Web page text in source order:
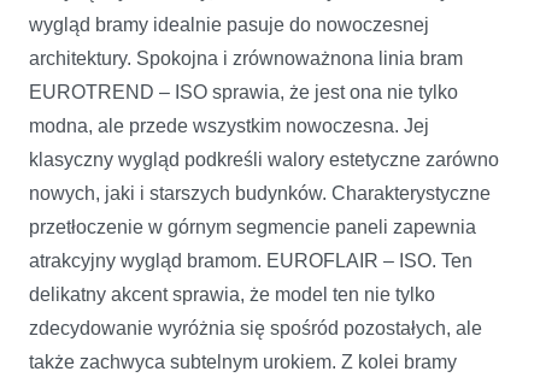
wygląd bramy idealnie pasuje do nowoczesnej
architektury. Spokojna i zrównoważnona linia bram
EUROTREND – ISO sprawia, że jest ona nie tylko
modna, ale przede wszystkim nowoczesna. Jej
klasyczny wygląd podkreśli walory estetyczne zarówno
nowych, jaki i starszych budynków. Charakterystyczne
przetłoczenie w górnym segmencie paneli zapewnia
atrakcyjny wygląd bramom. EUROFLAIR – ISO. Ten
delikatny akcent sprawia, że model ten nie tylko
zdecydowanie wyróżnia się spośród pozostałych, ale
także zachwyca subtelnym urokiem. Z kolei bramy